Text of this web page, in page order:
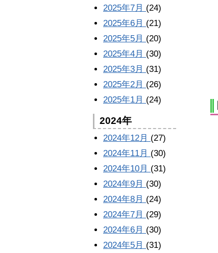
2025年7月 (24)
2025年6月 (21)
2025年5月 (20)
2025年4月 (30)
2025年3月 (31)
2025年2月 (26)
2025年1月 (24)
2024年
2024年12月 (27)
2024年11月 (30)
2024年10月 (31)
2024年9月 (30)
2024年8月 (24)
2024年7月 (29)
2024年6月 (30)
2024年5月 (31)